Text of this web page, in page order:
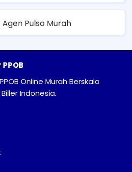
Pulsa Murah
Online Murah Berskala
Indonesia.